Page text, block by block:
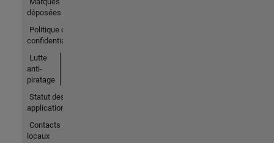
déposées
Politique de
confidentialité
Lutte
anti-
piratage
Statut des
applications
Contacts
locaux